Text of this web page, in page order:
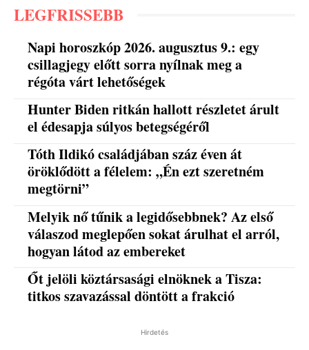
LEGFRISSEBB
Napi horoszkóp 2026. augusztus 9.: egy
csillagjegy előtt sorra nyílnak meg a
régóta várt lehetőségek
Hunter Biden ritkán hallott részletet árult
el édesapja súlyos betegségéről
Tóth Ildikó családjában száz éven át
öröklődött a félelem: „Én ezt szeretném
megtörni”
Melyik nő tűnik a legidősebbnek? Az első
válaszod meglepően sokat árulhat el arról,
hogyan látod az embereket
Őt jelöli köztársasági elnöknek a Tisza:
titkos szavazással döntött a frakció
Hirdetés